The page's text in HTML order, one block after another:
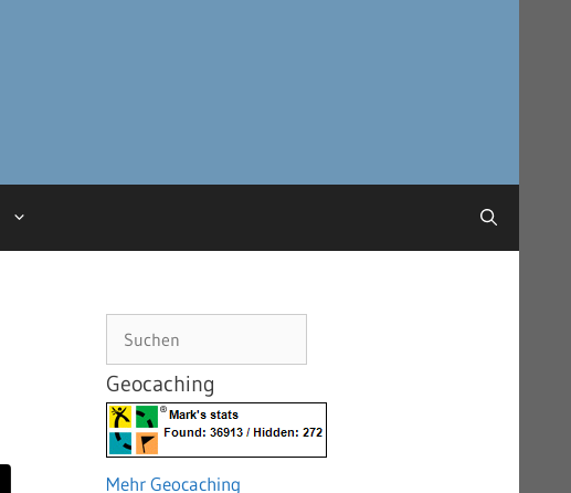
Geocaching
Mehr Geocaching